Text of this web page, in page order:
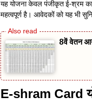
यह योजना केवल पंजीकृत ई-श्रम
महत्वपूर्ण है। आवेदकों को यह भी
8वें वेतन
E-shram Card